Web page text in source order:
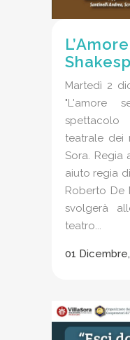
Martedì 2
"L'amore
teatrale dei
Sora. Regia
aiuto regia
Roberto De
svolgerà
teatro...
01